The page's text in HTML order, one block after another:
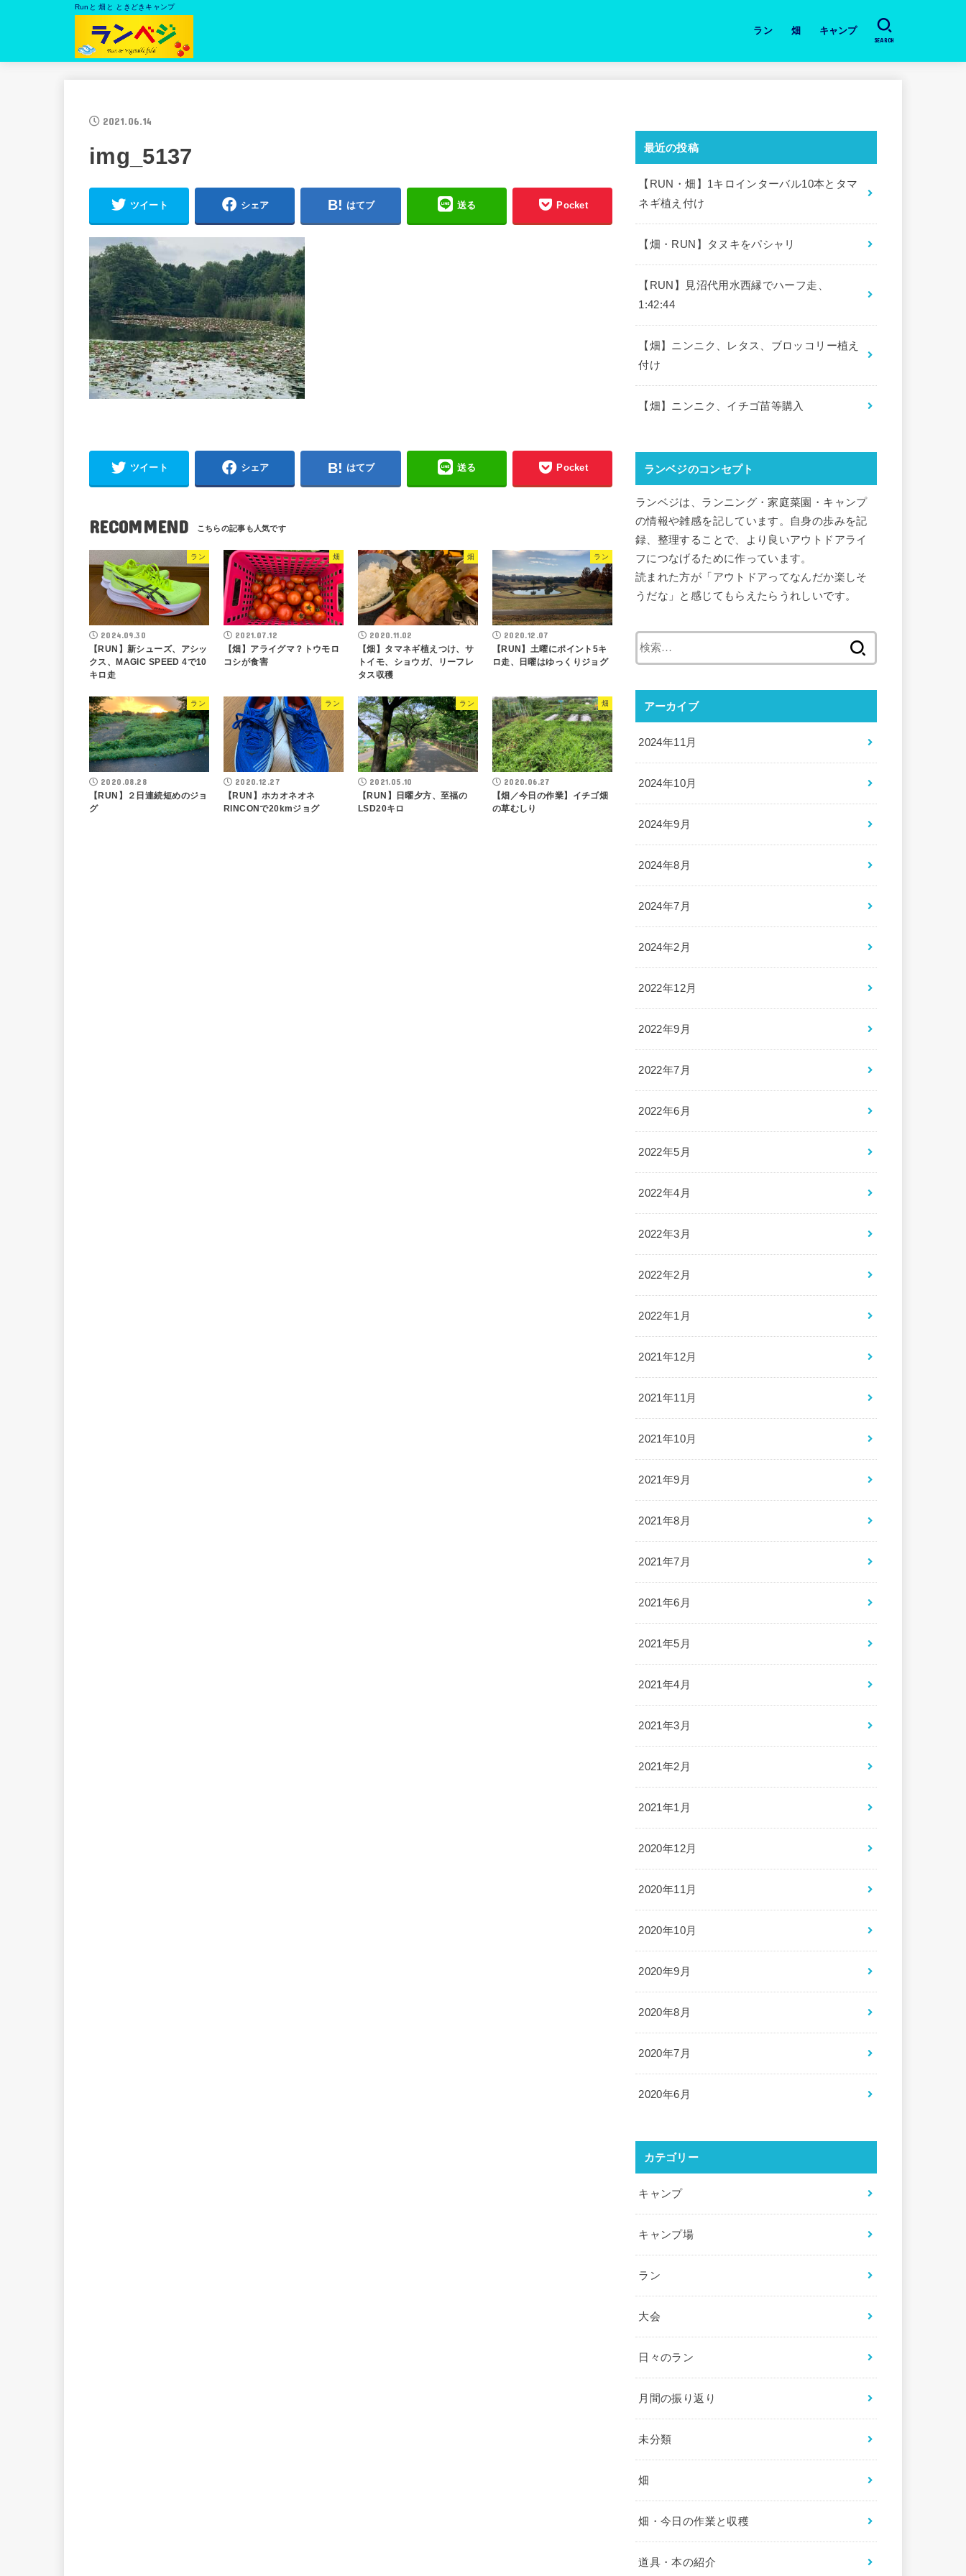
Runと 畑と ときどきキャンプ
ラン
日々のラン
道具・本の紹介
月間の振り返り
大会
畑
畑・今日の作業と収穫
キャンプ
キャンプ場
道具・本の紹介
SEARCH
2021.06.14
img_5137
ツイート シェア はてブ 送る Pocket
ツイート シェア はてブ 送る Pocket
RECOMMEND
ラン
2024.09.30
【RUN】新シューズ、アシッ
クス、MAGIC SPEED 4で10
キロ走
畑
2021.07.12
【畑】アライグマ？トウモロ
コシが食害
畑
2020.11.02
【畑】タマネギ植えつけ、サ
トイモ、ショウガ、リーフレ
タス収穫
ラン
2020.12.07
【RUN】土曜にポイント5キ
ロ走、日曜はゆっくりジョグ
ラン
2020.08.28
【RUN】２日連続短めのジョ
グ
ラン
2020.12.27
【RUN】ホカオネオネ
RINCONで20kmジョグ
ラン
2021.05.10
【RUN】日曜夕方、至福の
LSD20キロ
畑
2020.06.27
【畑／今日の作業】イチゴ畑
の草むしり
最近の投稿
【RUN・畑】1キロインターバル10本とタマ
ネギ植え付け
【畑・RUN】タヌキをパシャリ
【RUN】見沼代用水西縁でハーフ走、
1:42:44
【畑】ニンニク、レタス、ブロッコリー植え
付け
【畑】ニンニク、イチゴ苗等購入
ランベジのコンセプト
ランベジは、ランニング・家庭菜園・キャンプ
の情報や雑感を記しています。自身の歩みを記
録、整理することで、より良いアウトドアライ
フにつなげるために作っています。
読まれた方が「アウトドアってなんだか楽しそ
うだな」と感じてもらえたらうれしいです。
アーカイブ
2024年11月
2024年10月
2024年9月
2024年8月
2024年7月
2024年2月
2022年12月
2022年9月
2022年7月
2022年6月
2022年5月
2022年4月
2022年3月
2022年2月
2022年1月
2021年12月
2021年11月
2021年10月
2021年9月
2021年8月
2021年7月
2021年6月
2021年5月
2021年4月
2021年3月
2021年2月
2021年1月
2020年12月
2020年11月
2020年10月
2020年9月
2020年8月
2020年7月
2020年6月
カテゴリー
キャンプ
キャンプ場
ラン
大会
日々のラン
月間の振り返り
未分類
畑
畑・今日の作業と収穫
道具・本の紹介